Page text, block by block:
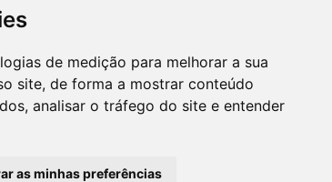
de medição para melhorar a sua
site, de forma a mostrar conteúdo
analisar o tráfego do site e entender
as minhas preferências
Turismo Rural Gerês